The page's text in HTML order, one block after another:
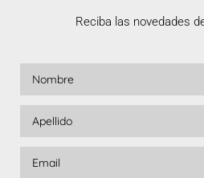
Reciba las novedades